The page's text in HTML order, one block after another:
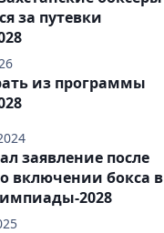
за путевки
из программы
заявление после
включении бокса в
2028